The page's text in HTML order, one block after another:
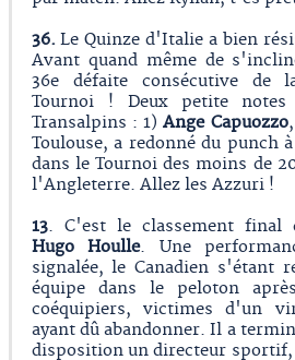
36.Le Quinze d'Italie a bien
Avant quand même de
36e défaite consécutive de
Tournoi ! Deux petite
Transalpins : 1)Ange Capuozzo
Toulouse, a redonné du punch
dans le Tournoi des moins de
l'Angleterre. Allez les Azzuri !
13. C'est le classement final
Hugo Houlle. Une
signalée, le Canadien s'étant
équipe dans le peloton
coéquipiers, victimes d'un
ayant dû abandonner. Il a
disposition un directeur sportif,